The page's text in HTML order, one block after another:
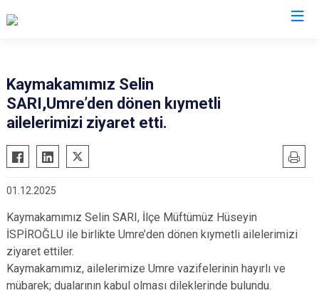
Alucra
Çamoluk
Doğankent
Espiye
Eynesil
Görele
Tirebolu
Yağlıdere
Kaymakamımız Selin
SARI,Umre’den dönen kıymetli
ailelerimizi ziyaret etti.
01.12.2025
Kaymakamımız Selin SARI, İlçe Müftümüz Hüseyin
İSPİROĞLU ile birlikte Umre’den dönen kıymetli ailelerimizi
ziyaret ettiler.
Kaymakamımız, ailelerimize Umre vazifelerinin hayırlı ve
mübarek; dualarının kabul olması dileklerinde bulundu.